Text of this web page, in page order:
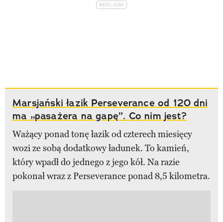
Marsjański łazik Perseverance od 120 dni
ma „pasażera na gapę”. Co nim jest?
Ważący ponad tonę łazik od czterech miesięcy
wozi ze sobą dodatkowy ładunek. To kamień,
który wpadł do jednego z jego kół. Na razie
pokonał wraz z Perseverance ponad 8,5 kilometra.